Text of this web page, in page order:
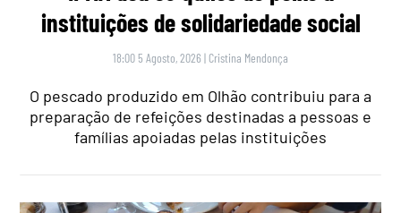
instituições de solidariedade social
18:00 5 Agosto, 2026 | Cristina Mendonça
O pescado produzido em Olhão contribuiu para a
preparação de refeições destinadas a pessoas e
famílias apoiadas pelas instituições